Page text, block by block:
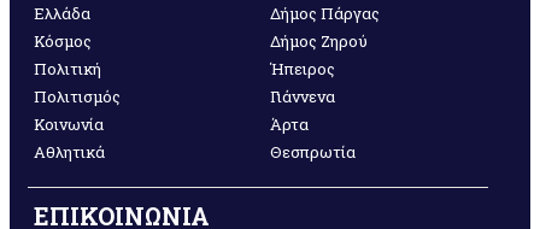
Ελλάδα
Κόσμος
Πολιτική
Πολιτισμός
Κοινωνία
Αθλητικά
Δήμος Πάργας
Δήμος Ζηρού
Ήπειρος
Γιάννενα
Άρτα
Θεσπρωτία
ΕΠΙΚΟΙΝΩΝΙΑ